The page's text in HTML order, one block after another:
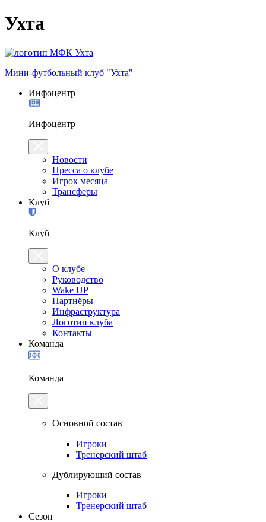
Ухта
Мини-футбольный клуб "Ухта"
Инфоцентр
Инфоцентр
Новости
Пресса о клубе
Игрок месяца
Трансферы
Клуб
Клуб
О клубе
Руководство
Wake UP
Партнёры
Инфраструктура
Логотип клуба
Контакты
Команда
Команда
Основной состав
Игроки
Тренерский штаб
Дублирующий состав
Игроки
Тренерский штаб
Сезон